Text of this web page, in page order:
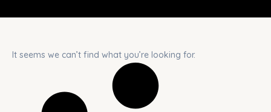
It seems we can’t find what you’re looking for.